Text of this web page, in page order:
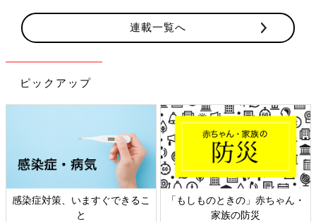
連載一覧へ
ピックアップ
ものときの」赤ちゃん・
日本外来小児科学会リーフレッ
ト検討会
六星